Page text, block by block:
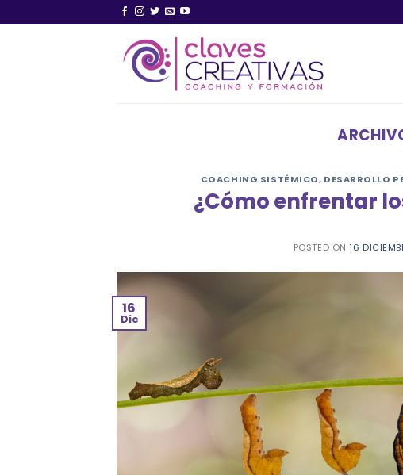
al
COACHING SISTÉMICO, DESARROLLO
¿Cómo enfrentar
POSTED ON16
16
Dic